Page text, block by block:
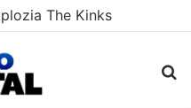
The Kinks